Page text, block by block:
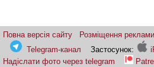
Повна версія сайту Розміщення реклами
Telegram-канал
Застосунок:
Надіслати фото через telegram